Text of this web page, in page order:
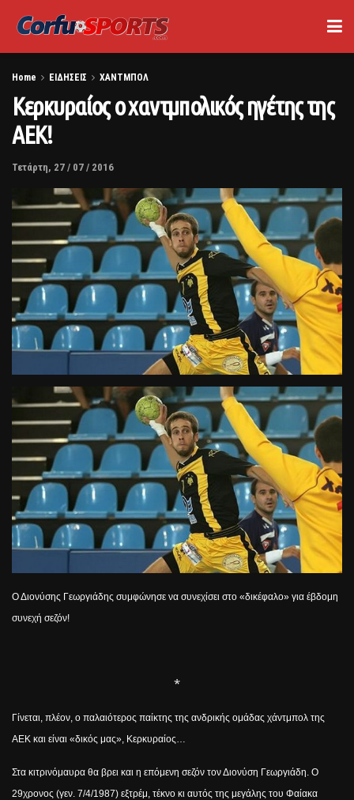
Home ΕΙΔΗΣΕΙΣ ΧΑΝΤΜΠΟΛ
Κερκυραίος ο χαντμπολικός ηγέτης της
ΑΕΚ!
Τετάρτη, 27 / 07 / 2016
Ο Διονύσης Γεωργιάδης συμφώνησε να συνεχίσει στο «δικέφαλο» για έβδομη
συνεχή σεζόν!
*
Γίνεται, πλέον, ο παλαιότερος παίκτης της ανδρικής ομάδας χάντμπολ της
ΑΕΚ και είναι «δικός μας», Κερκυραίος…
Στα κιτρινόμαυρα θα βρει και η επόμενη σεζόν τον Διονύση Γεωργιάδη. Ο
29χρονος (γεν. 7/4/1987) εξτρέμ, τέκνο κι αυτός της μεγάλης του Φαίακα